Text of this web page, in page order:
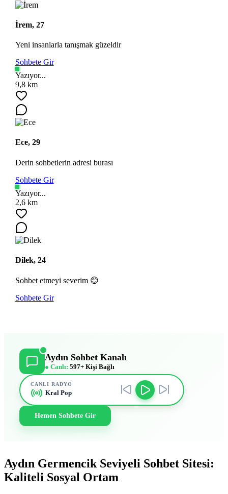
İrem, 27
Yeni insanlarla tanışmak güzeldir
Sohbete Gir
Yazıyor...
9,8 km
Ece, 29
Derin sohbetlerin adresi burası
Sohbete Gir
Yazıyor...
2,6 km
Dilek, 24
Sohbet etmeyi severim 😊
Sohbete Gir
Aydın Sohbet Kanalı
● Canlı: 597+ Kişi Bağlı
CANLI RADYO
Kral Pop
Hemen Sohbete Gir
Aydın Germencik Seviyeli Sohbet Sitesi:
Kaliteli Sosyal Ortam